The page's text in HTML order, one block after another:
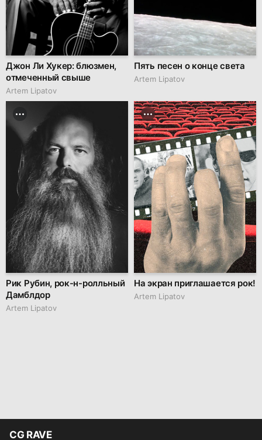
Джон Ли Хукер: блюзмен,
отмеченный свыше
Artem Lipatov
Пять песен о конце света
Artem Lipatov
Рик Рубин, рок-н-ролльный
Дамблдор
Artem Lipatov
На экран приглашается рок!
Artem Lipatov
CG RAVE